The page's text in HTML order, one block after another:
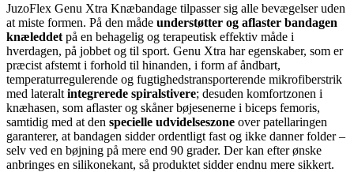
JuzoFlex Genu Xtra Knæbandage tilpasser sig alle bevægelser uden
at miste formen. På den måde understøtter og aflaster bandagen
knæleddet på en behagelig og terapeutisk effektiv måde i
hverdagen, på jobbet og til sport. Genu Xtra har egenskaber, som er
præcist afstemt i forhold til hinanden, i form af åndbart,
temperaturregulerende og fugtighedstransporterende mikrofiberstrik
med lateralt integrerede spiralstivere; desuden komfortzonen i
knæhasen, som aflaster og skåner bøjesenerne i biceps femoris,
samtidig med at den specielle udvidelseszone over patellaringen
garanterer, at bandagen sidder ordentligt fast og ikke danner folder –
selv ved en bøjning på mere end 90 grader. Der kan efter ønske
anbringes en silikonekant, så produktet sidder endnu mere sikkert.